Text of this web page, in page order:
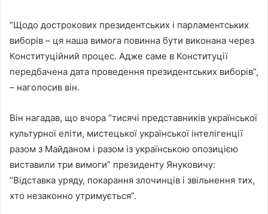
“Щодо дострокових президентських і парламентських
виборів – ця наша вимога повинна бути виконана через
Конституційний процес. Адже саме в Конституції
передбачена дата проведення президентських виборів”,
– наголосив він.
Він нагадав, що вчора “тисячі представників української
культурної еліти, мистецької української інтелігенції
разом з Майданом і разом із українською опозицією
виставили три вимоги” президенту Януковичу:
“Відставка уряду, покарання злочинців і звільнення тих,
хто незаконно утримується”.